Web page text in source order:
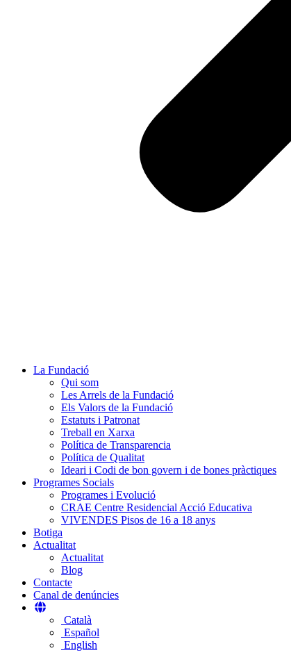
La Fundació
Qui som
Les Arrels de la Fundació
Els Valors de la Fundació
Estatuts i Patronat
Treball en Xarxa
Política de Transparencia
Política de Qualitat
Ideari i Codi de bon govern i de bones pràctiques
Programes Socials
Programes i Evolució
CRAE Centre Residencial Acció Educativa
VIVENDES Pisos de 16 a 18 anys
Botiga
Actualitat
Actualitat
Blog
Contacte
Canal de denúncies
Català
Español
English